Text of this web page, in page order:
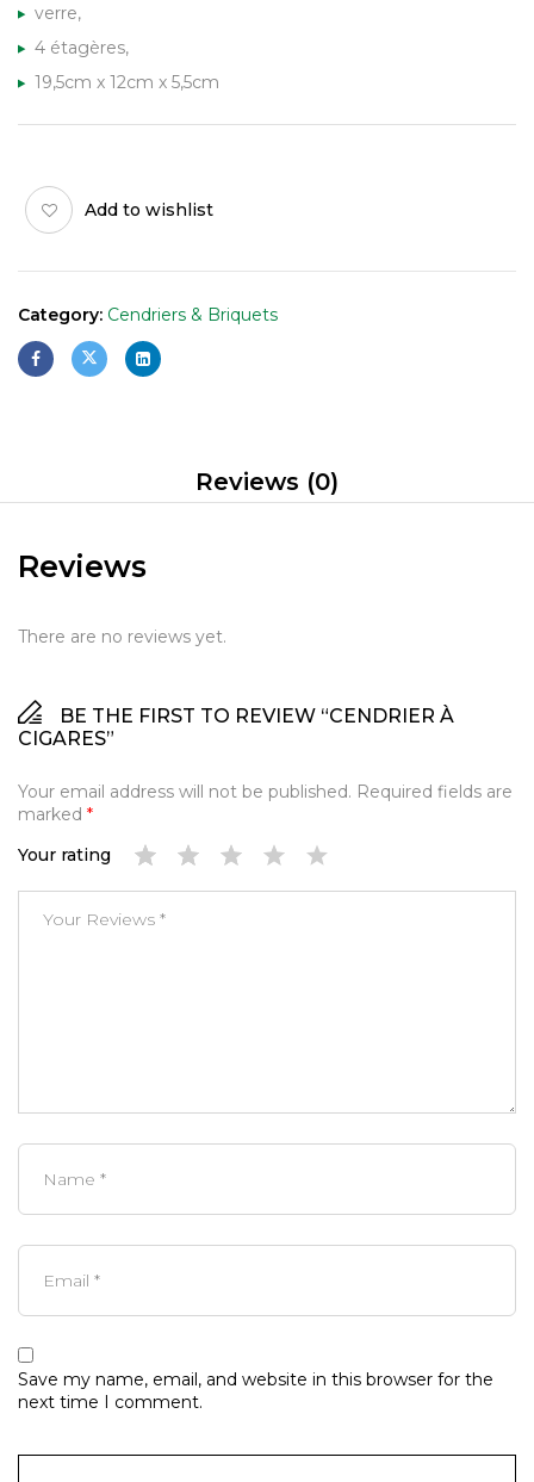
verre,
4 étagères,
19,5cm x 12cm x 5,5cm
Add to wishlist
Category: Cendriers & Briquets
Reviews (0)
Reviews
There are no reviews yet.
BE THE FIRST TO REVIEW “CENDRIER À
CIGARES”
Your email address will not be published. Required fields are
marked *
Your rating
Save my name, email, and website in this browser for the
next time I comment.